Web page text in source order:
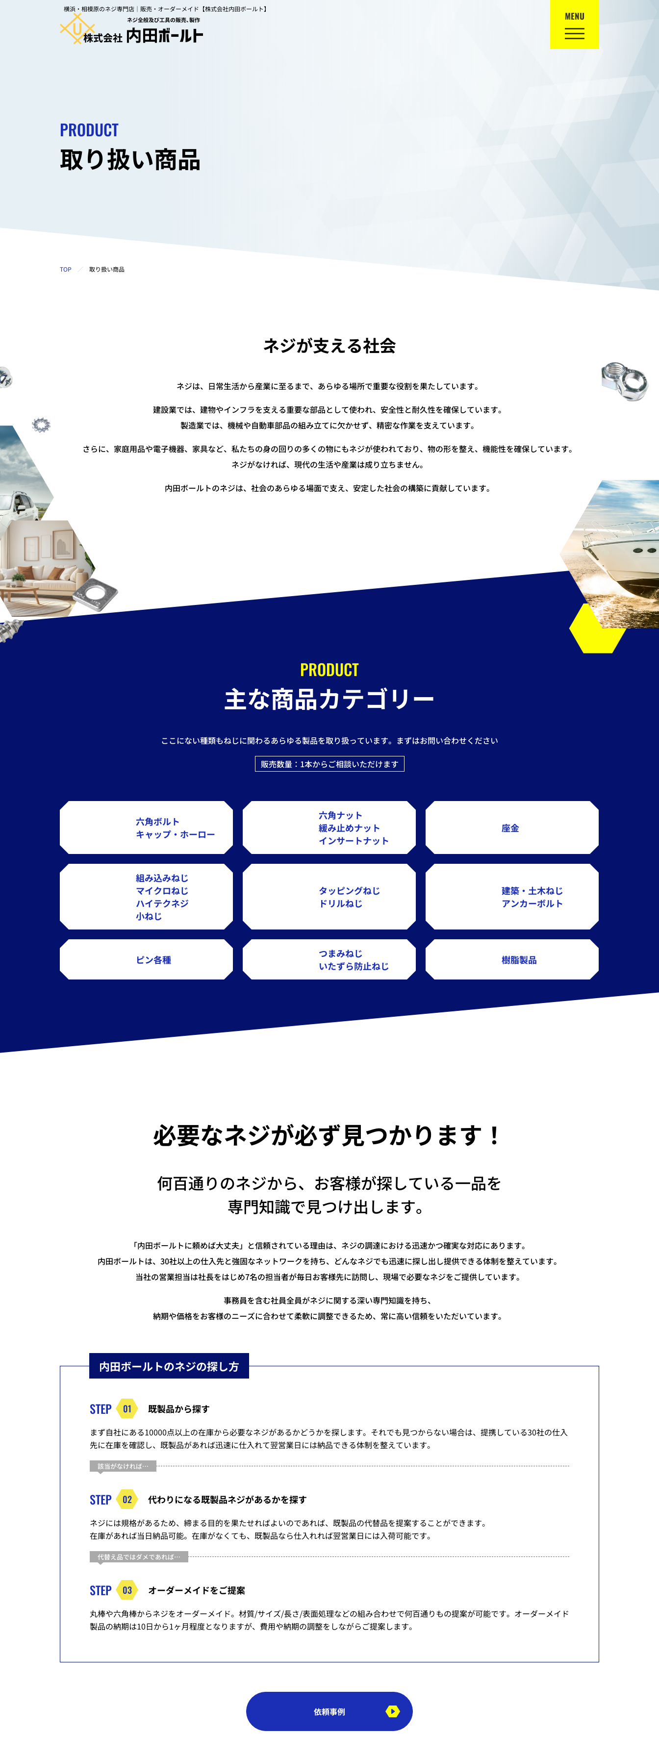
横浜・相模原のネジ専門店｜販売・オーダーメイド【株式会社内田ボールト】
MENU
内田ボールトの特長
取り扱い商品
オーダーメイド
会社案内
よくある質問
CSR
PRODUCT
取り扱い商品
TOP 取り扱い商品
ネジが支える社会
ネジは、日常生活から産業に至るまで、あらゆる場所で重要な役割を果たしています。
建設業では、建物やインフラを支える重要な部品として使われ、安全性と耐久性を確保しています。
製造業では、機械や自動車部品の組み立てに欠かせず、精密な作業を支えています。
さらに、家庭用品や電子機器、家具など、私たちの身の回りの多くの物にもネジが使われており、物の形を整え、機能性を確保しています。
ネジがなければ、現代の生活や産業は成り立ちません。
内田ボールトのネジは、社会のあらゆる場面で支え、安定した社会の構築に貢献しています。
PRODUCT
主な商品カテゴリー
ここにない種類もねじに関わるあらゆる製品を取り扱っています。まずはお問い合わせください
販売数量：1本からご相談いただけます
六角ボルト
キャップ・ホーロー
六角ナット
緩み止めナット
インサートナット
座金
組み込みねじ
マイクロねじ
ハイテクネジ
小ねじ
タッピングねじ
ドリルねじ
建築・土木ねじ
アンカーボルト
ピン各種
つまみねじ
いたずら防止ねじ
樹脂製品
必要なネジが必ず見つかります！
何百通りのネジから、お客様が探している一品を
専門知識で見つけ出します。
「内田ボールトに頼めば大丈夫」と信頼されている理由は、ネジの調達における迅速かつ確実な対応にあります。
内田ボールトは、30社以上の仕入先と強固なネットワークを持ち、どんなネジでも迅速に探し出し提供できる体制を整えています。
当社の営業担当は社長をはじめ7名の担当者が毎日お客様先に訪問し、現場で必要なネジをご提供しています。
事務員を含む社員全員がネジに関する深い専門知識を持ち、
納期や価格をお客様のニーズに合わせて柔軟に調整できるため、常に高い信頼をいただいています。
内田ボールトのネジの探し方
STEP 01 既製品から探す
まず自社にある10000点以上の在庫から必要なネジがあるかどうかを探します。それでも見つからない場合は、提携している30社の仕入
先に在庫を確認し、既製品があれば迅速に仕入れて翌営業日には納品できる体制を整えています。
該当がなければ…
STEP 02 代わりになる既製品ネジがあるかを探す
ネジには規格があるため、締まる目的を果たせればよいのであれば、既製品の代替品を提案することができます。
在庫があれば当日納品可能。在庫がなくても、既製品なら仕入れれば翌営業日には入荷可能です。
代替え品ではダメであれば…
STEP 03 オーダーメイドをご提案
丸棒や六角棒からネジをオーダーメイド。材質/サイズ/長さ/表面処理などの組み合わせで何百通りもの提案が可能です。オーダーメイド
製品の納期は10日から1ヶ月程度となりますが、費用や納期の調整をしながらご提案します。
依頼事例